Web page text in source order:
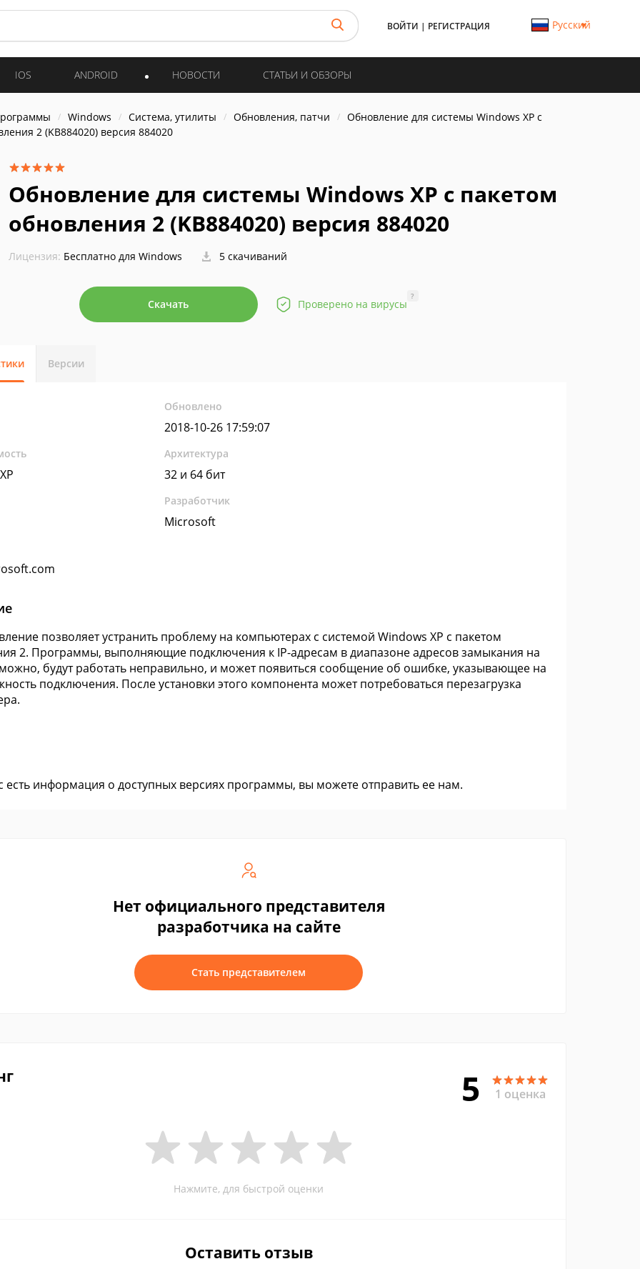
ВОЙТИ | РЕГИСТРАЦИЯ Русский
IOS ANDROID НОВОСТИ СТАТЬИ И ОБЗОРЫ
Windows Система, утилиты Обновления, патчи
Обновление для системы Windows XP с
2 (KB884020) версия 884020
Обновление для системы Windows XP с пакетом
обновления 2 (KB884020) версия 884020
Лицензия: Бесплатно для Windows 5 скачиваний
Скачать Проверено на вирусы
?
Версии
Обновлено
2018-10-26 17:59:07
Архитектура
32 и 64 бит
Разработчик
Microsoft
позволяет устранить проблему на компьютерах с системой Windows XP с пакетом
2. Программы, выполняющие подключения к IP-адресам в диапазоне адресов замыкания на
будут работать неправильно, и может появиться сообщение об ошибке, указывающее на
подключения. После установки этого компонента может потребоваться перезагрузка
есть информация о доступных версиях программы, вы можете отправить ее нам.
Нет официального представителя
разработчика на сайте
Стать представителем
5 1 оценка
Нажмите, для быстрой оценки
Оставить отзыв